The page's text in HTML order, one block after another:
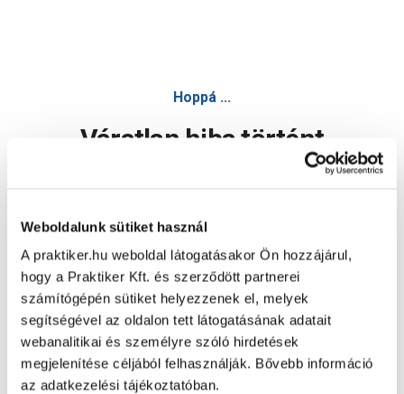
Weboldalunk sütiket használ
A praktiker.hu weboldal látogatásakor Ön hozzájárul,
hogy a Praktiker Kft. és szerződött partnerei
számítógépén sütiket helyezzenek el, melyek
segítségével az oldalon tett látogatásának adatait
webanalitikai és személyre szóló hirdetések
megjelenítése céljából felhasználják. Bővebb információ
az adatkezelési tájékoztatóban.
Hoppá ...
Váratlan hiba történt
Oldal újratöltése